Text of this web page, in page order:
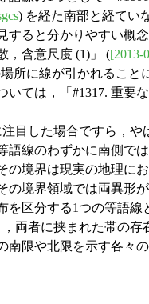
) を経た南部と経てい
ると分かりやすい概
，含意尺度 (1)」 ([2013-
所に線が引かれること
いては，「#1317. 重要
目した場合ですら，や
語線のわずかに南側で
の境界は現実の地理に
の境界領域では両異形
を区分する1つの等語
両者に挟まれた帯の
南限や北限を示す各々